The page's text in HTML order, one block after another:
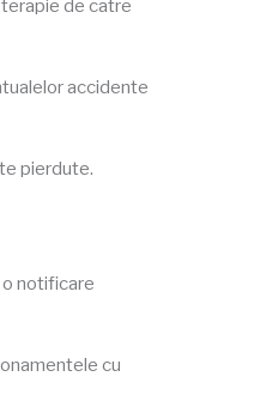
de catre
accidente
pierdute.
notificare
cu